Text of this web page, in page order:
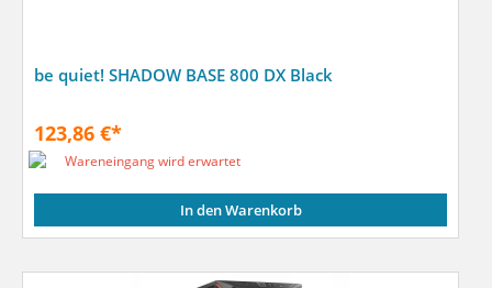
be quiet! SHADOW BASE 800 DX Black
123,86 €*
Wareneingang wird erwartet
In den Warenkorb